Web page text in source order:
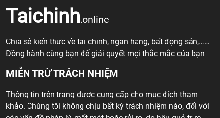
Taichinh.online
Chia sẻ kiến thức về tài chính, ngân hàng, bất động sản,……
Đồng hành cùng bạn để giải quyết mọi thắc mắc của bạn
MIỄN TRỪ TRÁCH NHIỆM
Thông tin trên trang được cung cấp cho mục đích tham
khảo. Chúng tôi không chịu bất kỳ trách nhiệm nào, đối với